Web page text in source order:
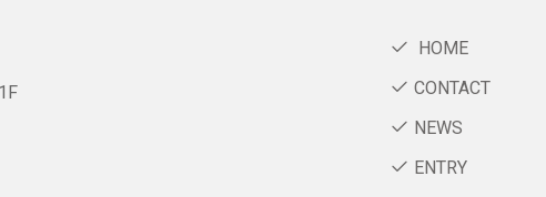
HOME
CONTACT
NEWS
ENTRY